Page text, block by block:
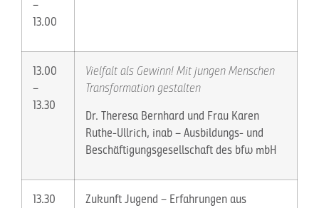
–
13.00
13.00
–
13.30
Vielfalt als Gewinn! Mit jungen Menschen
Transformation gestalten
Dr. Theresa Bernhard und Frau Karen
Ruthe-Ullrich, inab – Ausbildungs- und
Beschäftigungsgesellschaft des bfw mbH
13.30
Zukunft Jugend – Erfahrungen aus